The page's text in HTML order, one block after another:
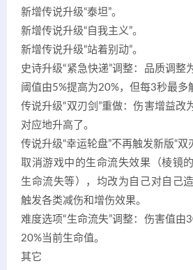
新增传说升级“泰坦”。
新增传说升级“自我主义”。
新增传说升级“站着别动”。
史诗升级“紧急快递”调整：品质调整
阈值由5%提高为20%，但每3秒最多
传说升级“双刃剑”重做：伤害增益改
对应地升高了。
传说升级“幸运轮盘”不再触发新版“双
取消游戏中的生命流失效果（棱镜
生命流失等），均改为自己对自己
触发各类减伤和增伤效果。
难度选项“生命流失”调整：伤害值由
20%当前生命值。
其它